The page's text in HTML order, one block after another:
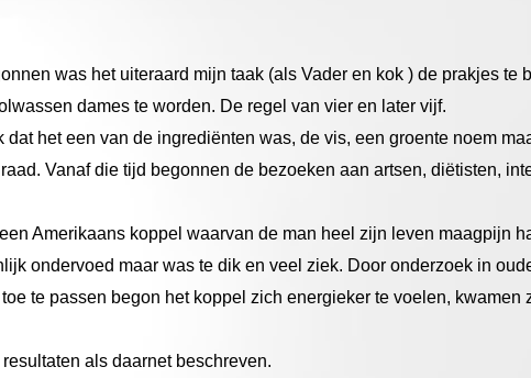
was het uiteraard mijn taak (als Vader en kok ) de prakjes te
dames te worden. De regel van vier en later vijf.
het een van de ingrediënten was, de vis, een groente noem
Vanaf die tijd begonnen de bezoeken aan artsen, diëtisten,
Amerikaans koppel waarvan de man heel zijn leven maagpijn
ondervoed maar was te dik en veel ziek. Door onderzoek in
te passen begon het koppel zich energieker te voelen, kwamen
als daarnet beschreven.